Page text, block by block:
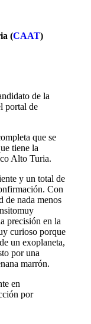
(CAAT)
de la
portal de
que se
tiene la
Alto Turia.
y un total de
Con
de nada menos
precisión en la
curioso porque
un exoplaneta,
por una
marrón.
en
por